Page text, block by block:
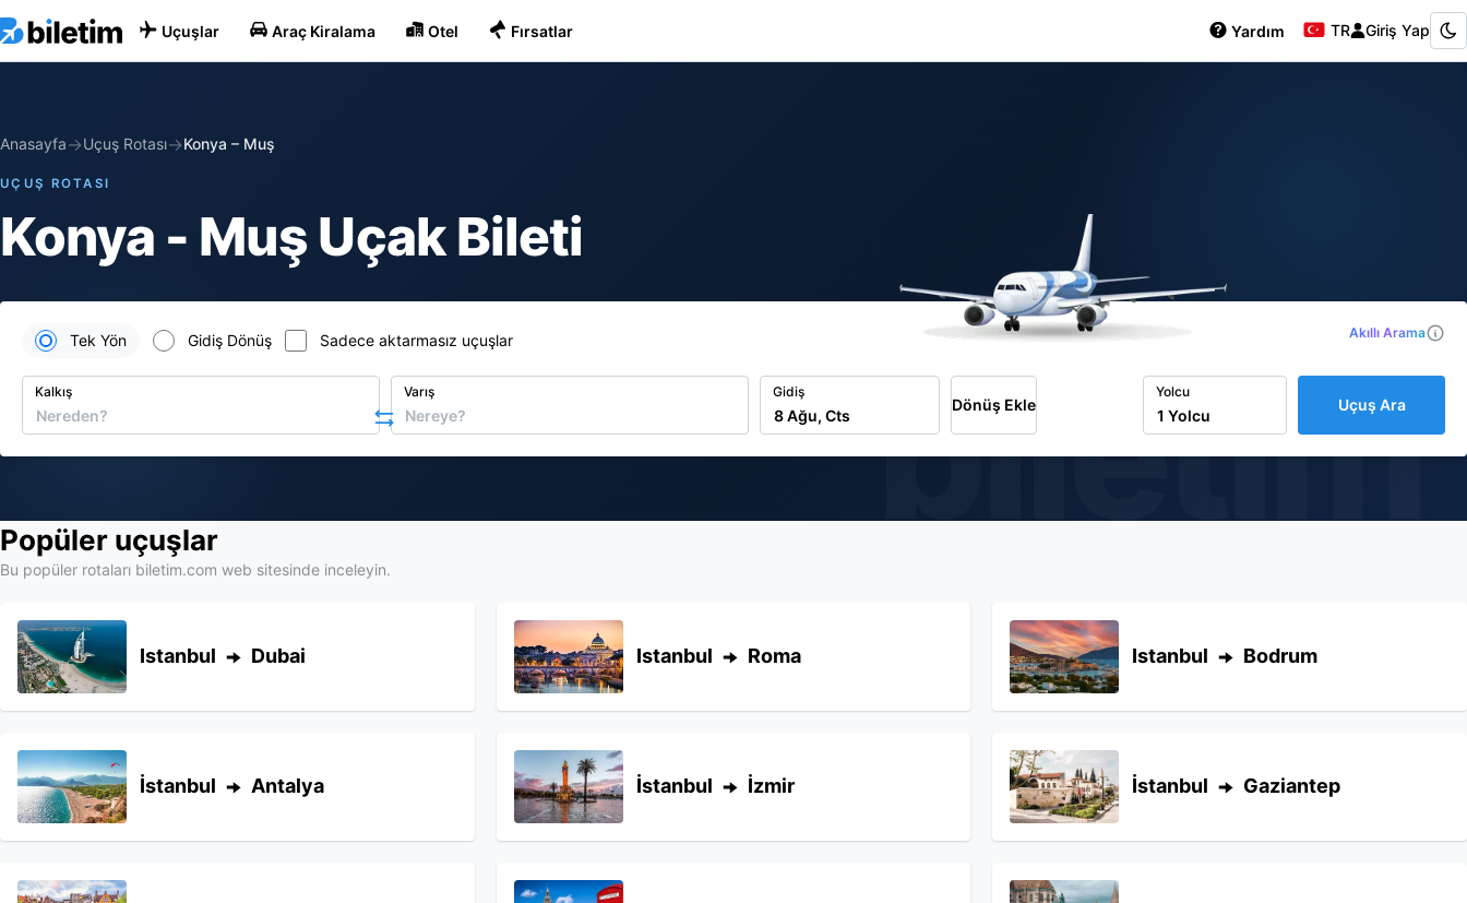
Uçuşlar Araç Kiralama Otel Fırsatlar Yardım TR Giriş Yap
biletim
Anasayfa→Uçuş Rotası→Konya – Muş
UÇUŞ ROTASI
Konya - Muş Uçak Bileti
Akıllı Arama
Tek Yön Gidiş Dönüş Sadece aktarmasız uçuşlar
Kalkış Varış Gidiş
8 Ağu, Cts
Dönüş Ekle
Yolcu
Uçuş Ara
Popüler uçuşlar
Bu popüler rotaları biletim.com web sitesinde inceleyin.
Istanbul Dubai Istanbul Roma Istanbul Bodrum
İstanbul Antalya İstanbul İzmir İstanbul Gaziantep